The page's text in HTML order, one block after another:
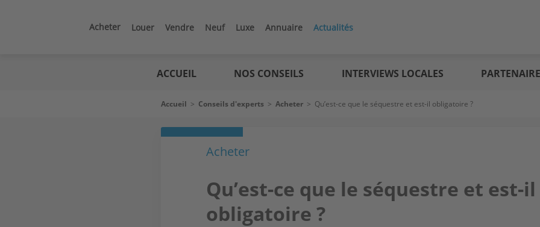
Acheter Louer Vendre Neuf Luxe Annuaire Actualités
ACCUEIL NOS CONSEILS INTERVIEWS LOCALES
Fil
Accueil > Conseils d'experts > Acheter > Qu’est-ce que le séquestre et est-il obligatoire ?
Acheter
Qu’est-ce que le séquestre et est-il
obligatoire ?